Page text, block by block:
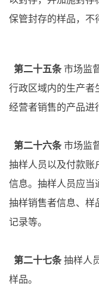
保管封存的样品，不
第二十五条 市场监
行政区域内的生产者
经营者销售的产品进
第二十六条 市场监
抽样人员以及付款账
信息。抽样人员应当
抽样销售者信息、样
记录等。
第二十七条 抽样人
样品。